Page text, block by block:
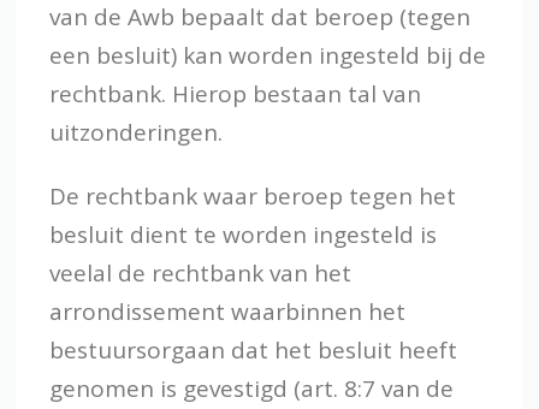
van de Awb bepaalt dat beroep (tegen
een besluit) kan worden ingesteld bij de
rechtbank. Hierop bestaan tal van
uitzonderingen.
De rechtbank waar beroep tegen het
besluit dient te worden ingesteld is
veelal de rechtbank van het
arrondissement waarbinnen het
bestuursorgaan dat het besluit heeft
genomen is gevestigd (art. 8:7 van de